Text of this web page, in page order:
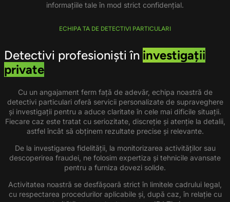
informațiile tale în mod strict confidențial.
ECHIPA TA DE DETECTIVI PARTICULARI
Detectivi profesioniști în investigații
private
Cu un angajament ferm față de adevăr, echipa noastră de
detectivi particulari oferă servicii personalizate de supraveghere
și investigații pentru a aduce claritate în cele mai dificile situații.
Fiecare caz este tratat cu seriozitate, discreție și atenție la detalii,
astfel încât să obținem rezultate precise și relevante.
De la investigarea fidelității, la monitorizarea activităților sau
descoperirea fraudei, ne folosim expertiza și tehnicile avansate
pentru a furniza dovezi solide.
Activitatea noastră se desfășoară strict în limitele cadrului legal,
cu respectarea procedurilor aplicabile și, după caz, în relație cu